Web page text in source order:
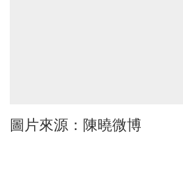
圖片來源：陳曉微博